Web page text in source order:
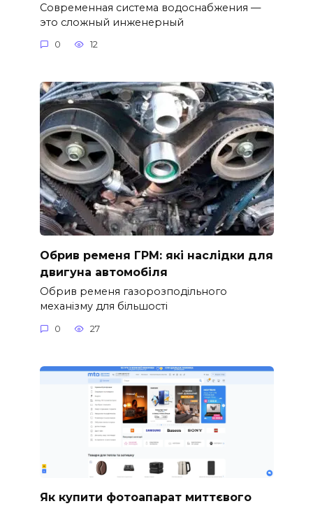
Современная система водоснабжения —
это сложный инженерный
0 12
Обрив ременя ГРМ: які наслідки для
двигуна автомобіля
Обрив ременя газорозподільного
механізму для більшості
0 27
Як купити фотоапарат миттєвого